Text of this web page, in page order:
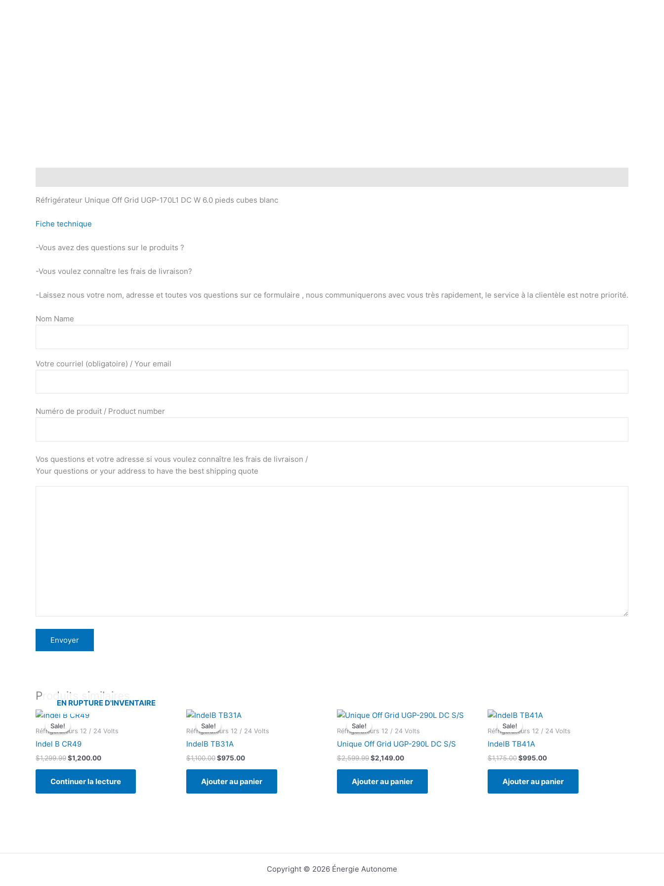
Réfrigérateur Unique Off Grid UGP-170L1 DC W 6.0 pieds cubes blanc
Fiche technique
-Vous avez des questions sur le produits ?
-Vous voulez connaître les frais de livraison?
-Laissez nous votre nom, adresse et toutes vos questions sur ce formulaire , nous communiquerons avec vous très rapidement, le service à la clientèle est notre priorité.
Nom Name
Votre courriel (obligatoire) / Your email
Numéro de produit / Product number
Vos questions et votre adresse si vous voulez connaître les frais de livraison /
Your questions or your address to have the best shipping quote
Produits similaires
Sale!
EN RUPTURE D'INVENTAIRE
Sale!
Réfrigérateurs 12 / 24 Volts
Indel B CR49
$1,299.99Le
était :
$1,200.00Le
est :
$1,200.00.
Continuer la lecture
Sale!
Sale!
Réfrigérateurs 12 / 24 Volts
IndelB TB31A
$1,100.00Le
était :
$975.00Le
est :
Ajouter au panier
Sale!
Sale!
Réfrigérateurs 12 / 24 Volts
Unique Off Grid UGP-290L DC S/S
$2,599.99Le
était :
$2,149.00Le
est :
$2,149.00.
Ajouter au panier
Sale!
Sale!
Réfrigérateurs 12 / 24 Volts
IndelB TB41A
$1,175.00Le
était :
$995.00Le
est :
Ajouter au panier
Copyright © 2026 Énergie Autonome